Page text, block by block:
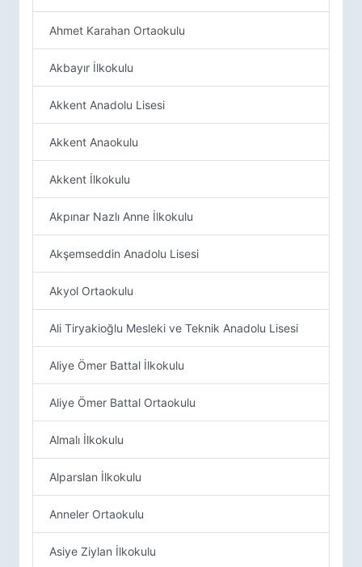
Ahmet Karahan Ortaokulu
Akbayır İlkokulu
Akkent Anadolu Lisesi
Akkent Anaokulu
Akkent İlkokulu
Akpınar Nazlı Anne İlkokulu
Akşemseddin Anadolu Lisesi
Akyol Ortaokulu
Ali Tiryakioğlu Mesleki ve Teknik Anadolu Lisesi
Aliye Ömer Battal İlkokulu
Aliye Ömer Battal Ortaokulu
Almalı İlkokulu
Alparslan İlkokulu
Anneler Ortaokulu
Asiye Ziylan İlkokulu